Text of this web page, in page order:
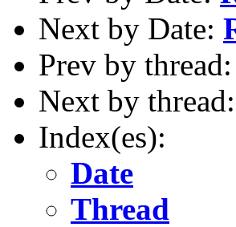
Next by Date:
Prev by thread:
Next by thread:
Index(es):
Date
Thread